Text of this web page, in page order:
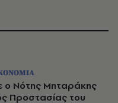
ο Νότης Μηταράκης
Προστασίας του